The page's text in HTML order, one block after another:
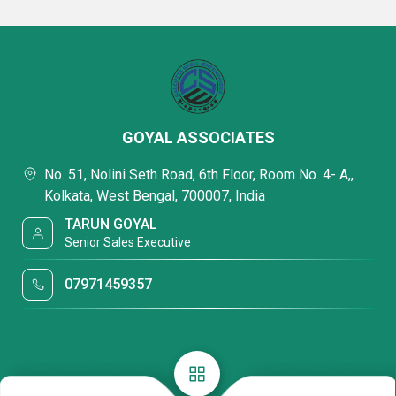
GOYAL ASSOCIATES
No. 51, Nolini Seth Road, 6th Floor, Room No. 4- A,,
Kolkata, West Bengal, 700007, India
TARUN GOYAL
Senior Sales Executive
07971459357